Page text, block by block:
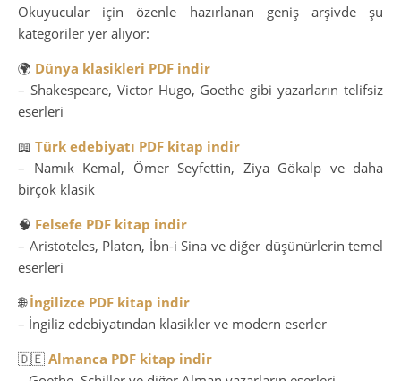
Okuyucular için özenle hazırlanan geniş arşivde şu
kategoriler yer alıyor:
🌍 Dünya klasikleri PDF indir
– Shakespeare, Victor Hugo, Goethe gibi yazarların telifsiz
eserleri
📖 Türk edebiyatı PDF kitap indir
– Namık Kemal, Ömer Seyfettin, Ziya Gökalp ve daha
birçok klasik
🧠 Felsefe PDF kitap indir
– Aristoteles, Platon, İbn-i Sina ve diğer düşünürlerin temel
eserleri
🌐İngilizce PDF kitap indir
– İngiliz edebiyatından klasikler ve modern eserler
🇩🇪 Almanca PDF kitap indir